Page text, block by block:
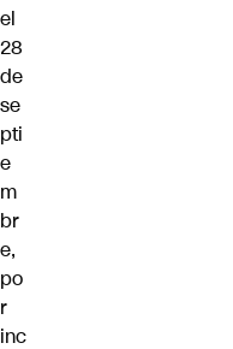
el
28
de
se
pti
e
m
br
e,
po
r
inc